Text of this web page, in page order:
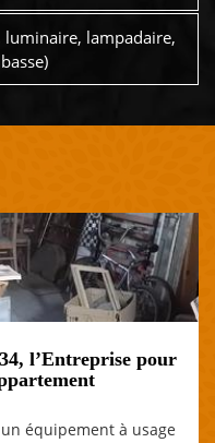
luminaire, lampadaire,
l’Entreprise pour
équipement à usage